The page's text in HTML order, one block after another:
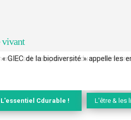
vivant
le sol français a perdu sa mémoire
L'essentiel Cdurable ! L'être & les